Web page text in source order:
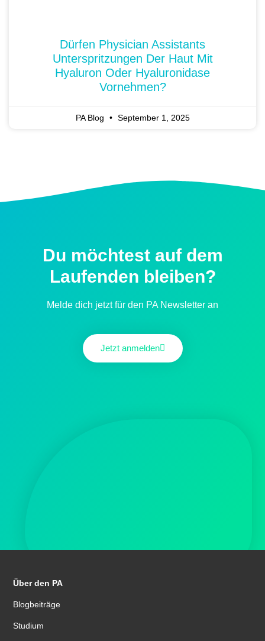
Dürfen Physician Assistants
Unterspritzungen Der Haut Mit
Hyaluron Oder Hyaluronidase
Vornehmen?
PA Blog September 1, 2025
Du möchtest auf dem
Laufenden bleiben?
Melde dich jetzt für den PA Newsletter an
Jetzt anmelden
Über den PA
Blogbeiträge
Studium